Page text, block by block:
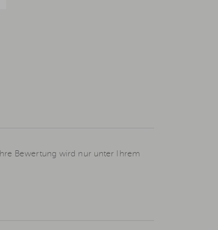
Bewertung wird nur unter Ihrem